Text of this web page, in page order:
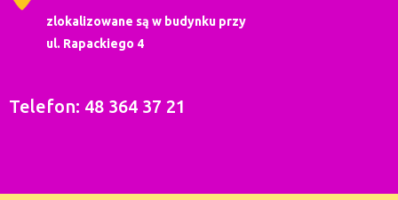
zlokalizowane są w budynku przy
ul. Rapackiego 4
Telefon: 48 364 37 21